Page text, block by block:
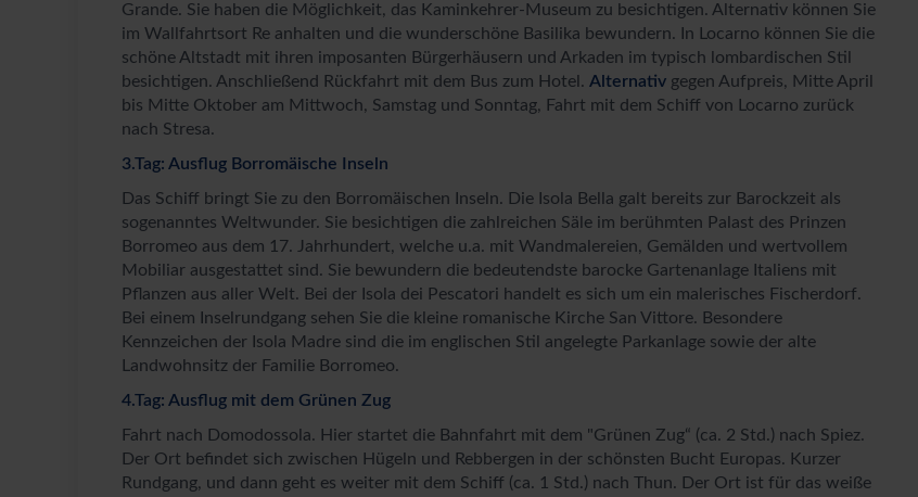
Grande. Sie haben die Möglichkeit, das Kaminkehrer-Museum zu besichtigen. Alternativ können Sie
im Wallfahrtsort Re anhalten und die wunderschöne Basilika bewundern. In Locarno können Sie die
schöne Altstadt mit ihren imposanten Bürgerhäusern und Arkaden im typisch lombardischen Stil
besichtigen. Anschließend Rückfahrt mit dem Bus zum Hotel. Alternativ gegen Aufpreis, Mitte April
bis Mitte Oktober am Mittwoch, Samstag und Sonntag, Fahrt mit dem Schiff von Locarno zurück
nach Stresa.
3.Tag: Ausflug Borromäische Inseln
Das Schiff bringt Sie zu den Borromäischen Inseln. Die Isola Bella galt bereits zur Barockzeit als
sogenanntes Weltwunder. Sie besichtigen die zahlreichen Säle im berühmten Palast des Prinzen
Borromeo aus dem 17. Jahrhundert, welche u.a. mit Wandmalereien, Gemälden und wertvollem
Mobiliar ausgestattet sind. Sie bewundern die bedeutendste barocke Gartenanlage Italiens mit
Pflanzen aus aller Welt. Bei der Isola dei Pescatori handelt es sich um ein malerisches Fischerdorf.
Bei einem Inselrundgang sehen Sie die kleine romanische Kirche San Vittore. Besondere
Kennzeichen der Isola Madre sind die im englischen Stil angelegte Parkanlage sowie der alte
Landwohnsitz der Familie Borromeo.
4.Tag: Ausflug mit dem Grünen Zug
Fahrt nach Domodossola. Hier startet die Bahnfahrt mit dem "Grünen Zug“ (ca. 2 Std.) nach Spiez.
Der Ort befindet sich zwischen Hügeln und Rebbergen in der schönsten Bucht Europas. Kurzer
Rundgang, und dann geht es weiter mit dem Schiff (ca. 1 Std.) nach Thun. Der Ort ist für das weiße